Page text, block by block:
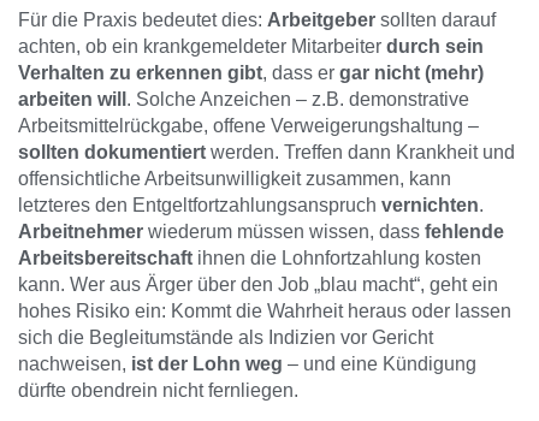
Für die Praxis bedeutet dies: Arbeitgeber sollten darauf
achten, ob ein krankgemeldeter Mitarbeiter durch sein
Verhalten zu erkennen gibt, dass er gar nicht (mehr)
arbeiten will . Solche Anzeichen – z.B. demonstrative
Arbeitsmittelrückgabe, offene Verweigerungshaltung –
sollten dokumentiert werden. Treffen dann Krankheit und
offensichtliche Arbeitsunwilligkeit zusammen, kann
letzteres den Entgeltfortzahlungsanspruch vernichten.
Arbeitnehmer wiederum müssen wissen, dass fehlende
Arbeitsbereitschaft ihnen die Lohnfortzahlung kosten
kann. Wer aus Ärger über den Job „blau macht“, geht ein
hohes Risiko ein: Kommt die Wahrheit heraus oder lassen
sich die Begleitumstände als Indizien vor Gericht
nachweisen, ist der Lohn weg – und eine Kündigung
dürfte obendrein nicht fernliegen.